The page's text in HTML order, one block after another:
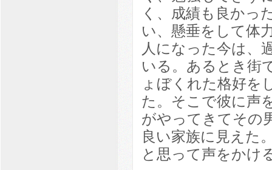
く、成績も良かっ
い、懸垂をして体
人になった今は、
いる。あるとき街
ょぼくれた格好を
た。そこで彼に声
がやってきてその
良い家族に見えた
と思って声をかけ